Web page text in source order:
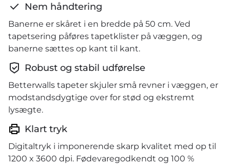
Nem håndtering
Banerne er skåret i en bredde på 50 cm. Ved
tapetsering påføres tapetklister på væggen, og
banerne sættes op kant til kant.
Robust og stabil udførelse
Betterwalls tapeter skjuler små revner i væggen, er
modstandsdygtige over for stød og ekstremt
lysægte.
Klart tryk
Digitaltryk i imponerende skarp kvalitet med op til
1200 x 3600 dpi. Fødevaregodkendt og 100 %